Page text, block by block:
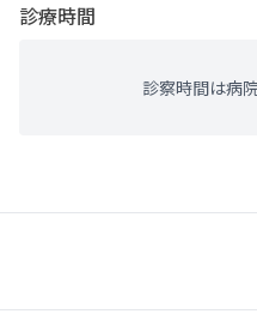
診療時間
診察時間は病